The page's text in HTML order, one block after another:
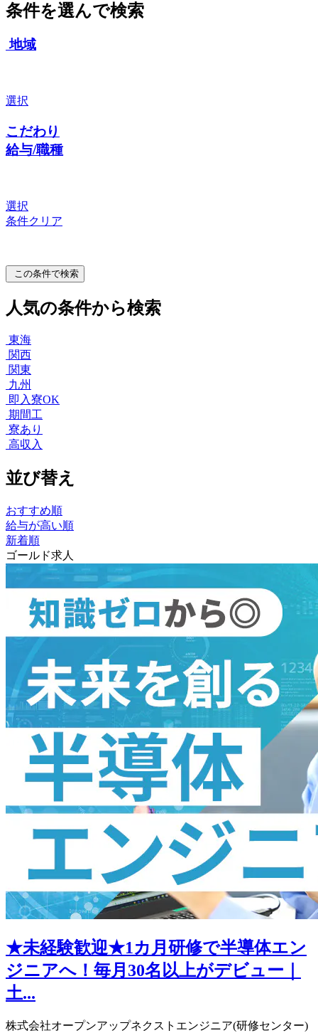
条件を選んで検索
地域
選択
こだわり
給与/職種
選択
条件クリア
この条件で検索
人気の条件から検索
東海
関西
関東
九州
即入寮OK
期間工
寮あり
高収入
並び替え
おすすめ順
給与が高い順
新着順
ゴールド求人
★未経験歓迎★1カ月研修で半導体エン
ジニアへ！毎月30名以上がデビュー｜
土...
株式会社オープンアップネクストエンジニア(研修センター)